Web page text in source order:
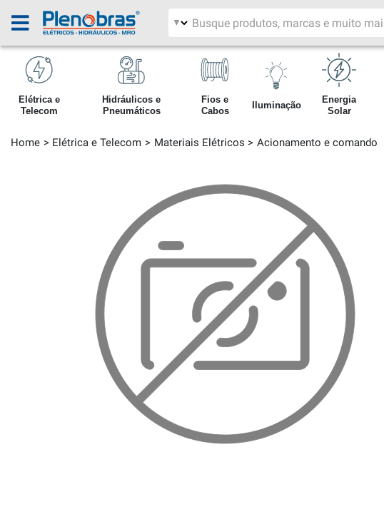
Filtrar por área
Pesquisar produtos
Elétrica e
Telecom
Hidráulicos e
Pneumáticos
Fios e
Cabos
Iluminação
Energia
Solar
Home Elétrica e Telecom Materiais Elétricos Acionamento e comando